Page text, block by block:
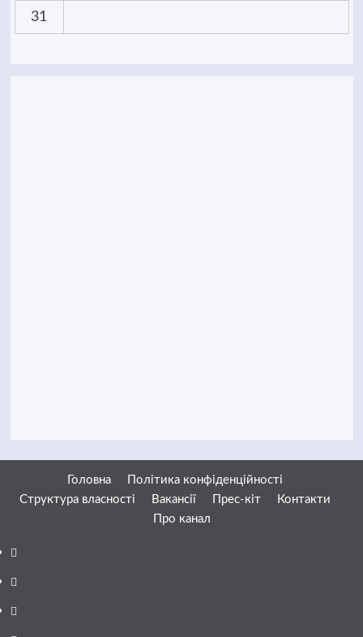
31
Головна
Політика конфіденційності
Структура власності
Вакансії Прес-кіт
Контакти
Про канал
Facebook
YouTube
Telegram